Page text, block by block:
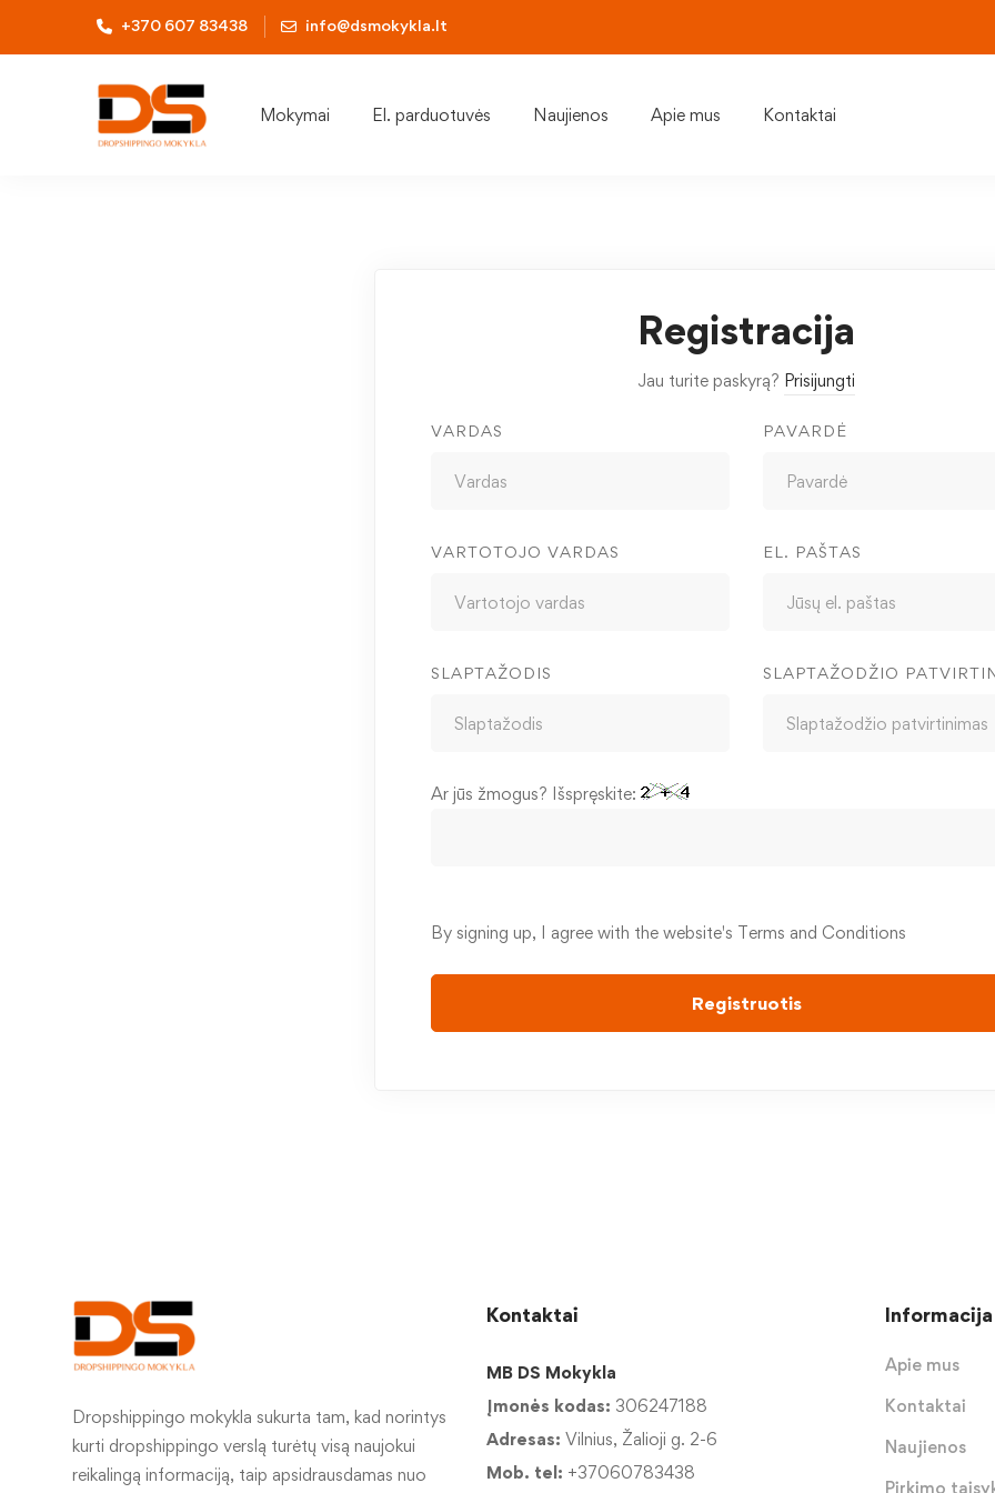
+370 607 83438 info@dsmokykla.lt
Mokymai El. parduotuvės Naujienos Apie mus Kontaktai
Registracija
Jau turite paskyrą? Prisijungti
VARDAS PAVARDĖ
VARTOTOJO VARDAS EL. PAŠTAS
SLAPTAŽODIS SLAPTAŽODŽIO
Ar jūs žmogus? Išspręskite:
By signing up, I agree with the website's Terms and Conditions
Registruotis
Dropshippingo mokykla sukurta tam, kad norintys
kurti dropshippingo verslą turėtų visą naujokui
reikalingą informaciją, taip apsidrausdamas nuo
Kontaktai
MB DS Mokykla
Įmonės kodas: 306247188
Adresas: Vilnius, Žalioji g. 2-6
Mob. tel: +37060783438
Informacija
Apie mus
Kontaktai
Naujienos
Pirkimo